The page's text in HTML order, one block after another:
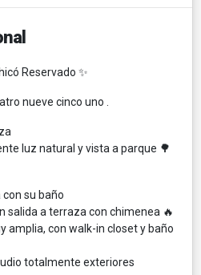
Reservado ✨
nueve cinco uno .
luz natural y vista a parque 🌳
su baño
a terraza con chimenea 🔥
con walk-in closet y baño
totalmente exteriores